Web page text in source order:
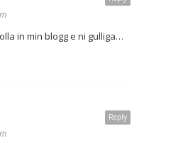
in min blogg e ni gulliga…
Reply